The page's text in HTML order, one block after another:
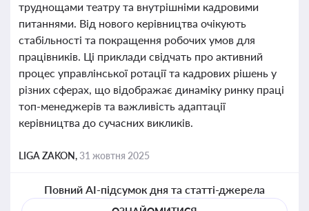
труднощами театру та внутрішніми кадровими
питаннями. Від нового керівництва очікують
стабільності та покращення робочих умов для
працівників. Ці приклади свідчать про активний
процес управлінської ротації та кадрових рішень у
різних сферах, що відображає динаміку ринку праці
топ-менеджерів та важливість адаптації
керівництва до сучасних викликів.
LIGA ZAKON,31 жовтня 2025
Повний AI-підсумок дня та статті-джерела